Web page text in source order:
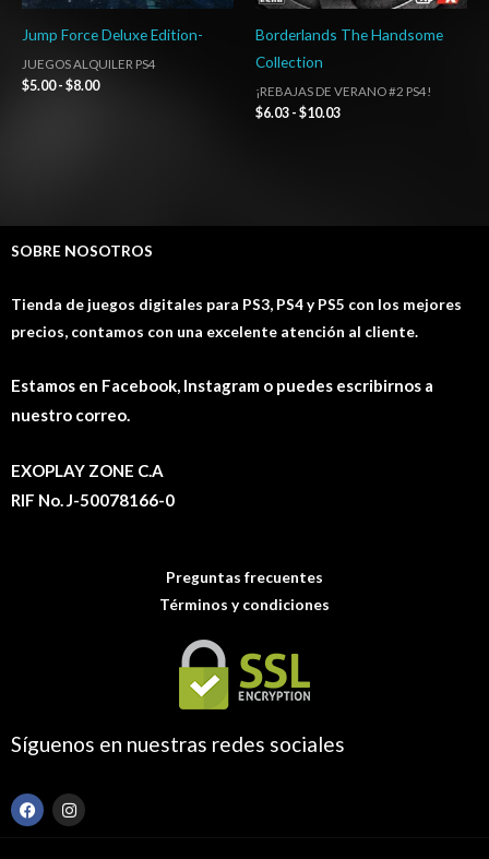
Jump Force Deluxe Edition-
JUEGOS ALQUILER PS4
$5.00 - $8.00
Borderlands The Handsome
Collection
¡REBAJAS DE VERANO #2 PS4!
$6.03 - $10.03
SOBRE NOSOTROS
Tienda de juegos digitales para PS3, PS4 y PS5 con los mejores
precios, contamos con una excelente atención al cliente.
Estamos en Facebook, Instagram o puedes escribirnos a
nuestro correo.
EXOPLAY ZONE C.A
RIF No. J-50078166-0
Preguntas frecuentes
Términos y condiciones
Síguenos en nuestras redes sociales
F
a
I
n